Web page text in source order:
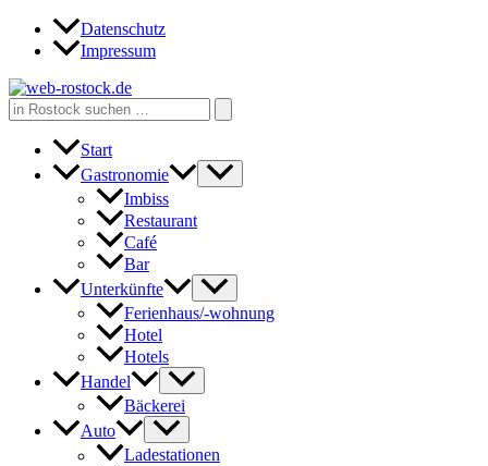
Zum
Inhalt
Datenschutz
Impressum
Search
for:
Start
Gastronomie
Imbiss
Restaurant
Café
Bar
Unterkünfte
Ferienhaus/-wohnung
Hotel
Hotels
Handel
Bäckerei
Auto
Ladestationen